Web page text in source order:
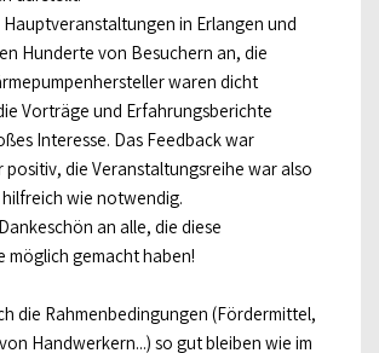
in Erlangen und
Hunderte von Besuchern an, die
waren dicht
Vorträge und Erfahrungsberichte
Interesse. Das Feedback war
positiv, die Veranstaltungsreihe war also
wie notwendig.
an alle, die diese
möglich gemacht haben!
die Rahmenbedingungen (Fördermittel,
Handwerkern...) so gut bleiben wie im